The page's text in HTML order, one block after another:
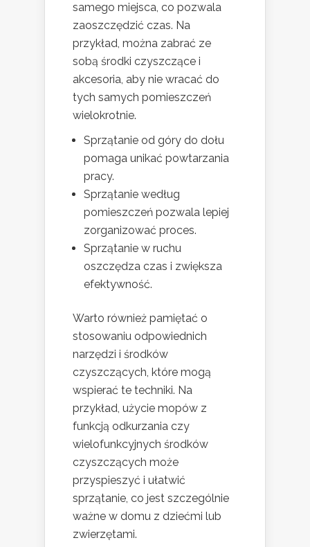
samego miejsca, co pozwala
zaoszczędzić czas. Na
przykład, można zabrać ze
sobą środki czyszczące i
akcesoria, aby nie wracać do
tych samych pomieszczeń
wielokrotnie.
Sprzątanie od góry do dołu
pomaga unikać powtarzania
pracy.
Sprzątanie według
pomieszczeń pozwala lepiej
zorganizować proces.
Sprzątanie w ruchu
oszczędza czas i zwiększa
efektywność.
Warto również pamiętać o
stosowaniu odpowiednich
narzędzi i środków
czyszczących, które mogą
wspierać te techniki. Na
przykład, użycie mopów z
funkcją odkurzania czy
wielofunkcyjnych środków
czyszczących może
przyspieszyć i ułatwić
sprzątanie, co jest szczególnie
ważne w domu z dziećmi lub
zwierzętami.